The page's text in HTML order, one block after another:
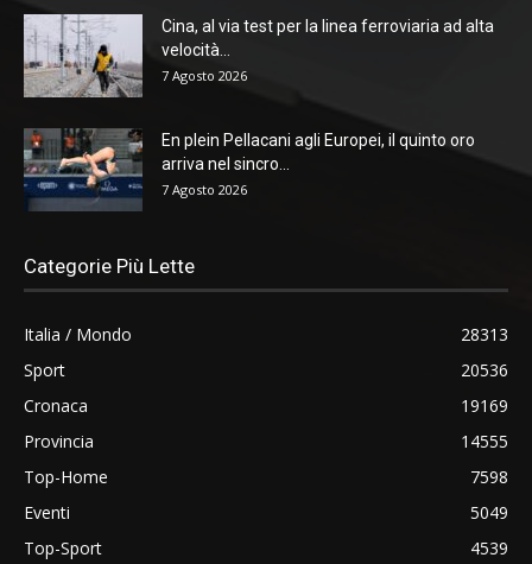
Cina, al via test per la linea ferroviaria ad alta
velocità...
7 Agosto 2026
En plein Pellacani agli Europei, il quinto oro
arriva nel sincro...
7 Agosto 2026
Categorie Più Lette
Italia / Mondo
28313
Sport
20536
Cronaca
19169
Provincia
14555
Top-Home
7598
Eventi
5049
Top-Sport
4539